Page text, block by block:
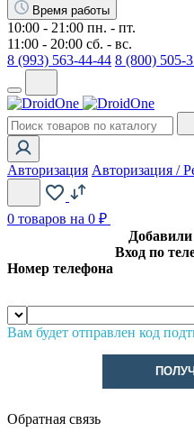
Время работы
10:00 - 21:00 пн. - пт.
11:00 - 20:00 сб. - вс.
8 (993) 563-44-44 8 (800) 505-
Авторизация Авторизация /
0 товаров на 0 ₽
Вход по
Номер телефона
Вам будет отправлен код
Обратная связь